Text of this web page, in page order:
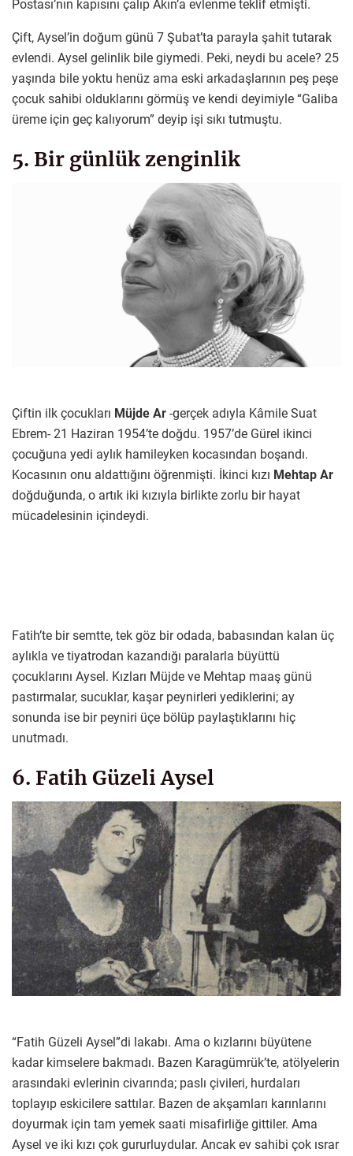
Postası’nın kapısını çalıp Akın’a evlenme teklif etmişti.
Çift, Aysel’in doğum günü 7 Şubat’ta parayla şahit tutarak
evlendi. Aysel gelinlik bile giymedi. Peki, neydi bu acele? 25
yaşında bile yoktu henüz ama eski arkadaşlarının peş peşe
çocuk sahibi olduklarını görmüş ve kendi deyimiyle “Galiba
üreme için geç kalıyorum” deyip işi sıkı tutmuştu.
5. Bir günlük zenginlik
Çiftin ilk çocukları Müjde Ar -gerçek adıyla Kâmile Suat
Ebrem- 21 Haziran 1954’te doğdu. 1957’de Gürel ikinci
çocuğuna yedi aylık hamileyken kocasından boşandı.
Kocasının onu aldattığını öğrenmişti. İkinci kızı Mehtap Ar
doğduğunda, o artık iki kızıyla birlikte zorlu bir hayat
mücadelesinin içindeydi.
Fatih’te bir semtte, tek göz bir odada, babasından kalan üç
aylıkla ve tiyatrodan kazandığı paralarla büyüttü
çocuklarını Aysel. Kızları Müjde ve Mehtap maaş günü
pastırmalar, sucuklar, kaşar peynirleri yediklerini; ay
sonunda ise bir peyniri üçe bölüp paylaştıklarını hiç
unutmadı.
6. Fatih Güzeli Aysel
“Fatih Güzeli Aysel”di lakabı. Ama o kızlarını büyütene
kadar kimselere bakmadı. Bazen Karagümrük’te, atölyelerin
arasındaki evlerinin civarında; paslı çivileri, hurdaları
toplayıp eskicilere sattılar. Bazen de akşamları karınlarını
doyurmak için tam yemek saati misafirliğe gittiler. Ama
Aysel ve iki kızı çok gururluydular. Ancak ev sahibi çok ısrar